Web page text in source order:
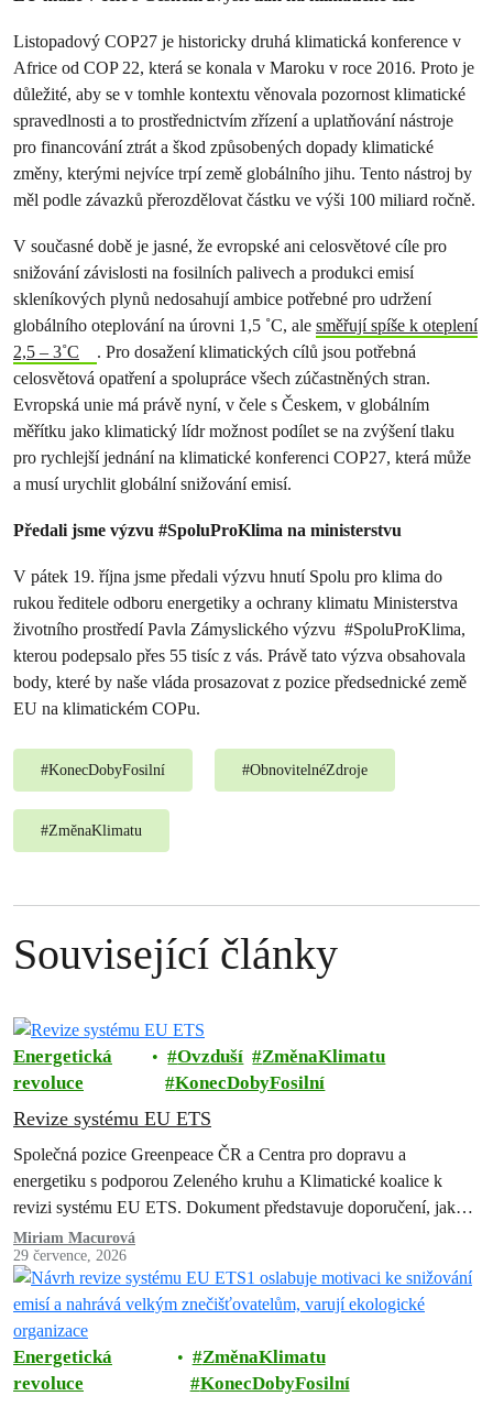
Listopadový COP27 je historicky druhá klimatická konference v
Africe od COP 22, která se konala v Maroku v roce 2016. Proto je
důležité, aby se v tomhle kontextu věnovala pozornost klimatické
spravedlnosti a to prostřednictvím zřízení a uplatňování nástroje
pro financování ztrát a škod způsobených dopady klimatické
změny, kterými nejvíce trpí země globálního jihu. Tento nástroj by
měl podle závazků přerozdělovat částku ve výši 100 miliard ročně.
V současné době je jasné, že evropské ani celosvětové cíle pro
snižování závislosti na fosilních palivech a produkci emisí
skleníkových plynů nedosahují ambice potřebné pro udržení
globálního oteplování na úrovni 1,5 ˚C, ale směřují spíše k oteplení
2,5 – 3˚C
. Pro dosažení klimatických cílů jsou potřebná
celosvětová opatření a spolupráce všech zúčastněných stran.
Evropská unie má právě nyní, v čele s Českem, v globálním
měřítku jako klimatický lídr možnost podílet se na zvýšení tlaku
pro rychlejší jednání na klimatické konferenci COP27, která může
a musí urychlit globální snižování emisí.
Předali jsme výzvu #SpoluProKlima na ministerstvu
V pátek 19. října jsme předali výzvu hnutí Spolu pro klima do
rukou ředitele odboru energetiky a ochrany klimatu Ministerstva
životního prostředí Pavla Zámyslického výzvu #SpoluProKlima,
kterou podepsalo přes 55 tisíc z vás. Právě tato výzva obsahovala
body, které by naše vláda prosazovat z pozice předsednické země
EU na klimatickém COPu.
#KonecDobyFosilní #ObnovitelnéZdroje
#ZměnaKlimatu
Související články
Energetická
revoluce
Ovzduší
ZměnaKlimatu
KonecDobyFosilní
Revize systému EU ETS
Společná pozice Greenpeace ČR a Centra pro dopravu a
energetiku s podporou Zeleného kruhu a Klimatické koalice k
revizi systému EU ETS. Dokument představuje doporučení, jak
zachovat a posílit systém…
Miriam Macurová
29 července, 2026
Energetická
revoluce
ZměnaKlimatu
KonecDobyFosilní